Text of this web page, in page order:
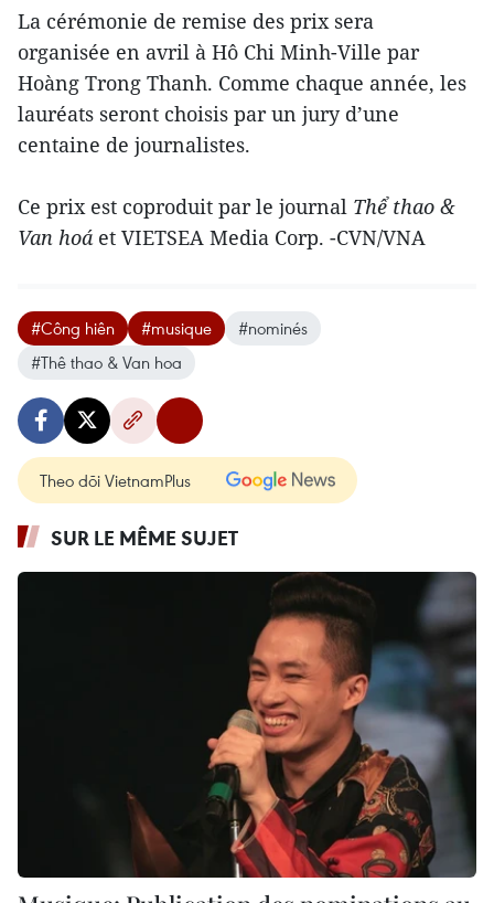
La cérémonie de remise des prix sera
organisée en avril à Hô Chi Minh-Ville par
Hoàng Trong Thanh. Comme chaque année, les
lauréats seront choisis par un jury d’une
centaine de journalistes.
Ce prix est coproduit par le journal Thể thao &
Van hoáet VIETSEA Media Corp. -CVN/VNA
#Công hiên #musique
#nominés
#Thê thao & Van hoa
Theo dõi VietnamPlus
SUR LE MÊME SUJET